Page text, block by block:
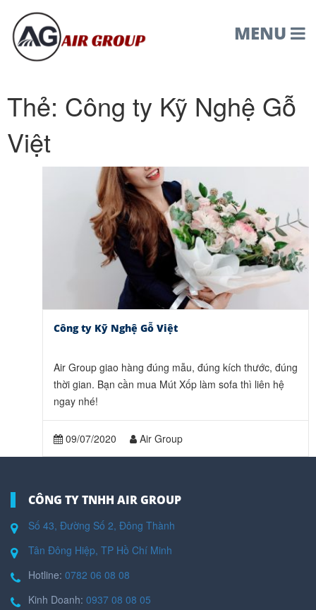
MENU
Thẻ: Công ty Kỹ Nghệ Gỗ
Việt
Công ty Kỹ Nghệ Gỗ Việt
Air Group giao hàng đúng mẫu, đúng kích thước, đúng
thời gian. Bạn cần mua Mút Xốp làm sofa thì liên hệ
ngay nhé!
09/07/2020 Air Group
CÔNG TY TNHH AIR GROUP
Số 43, Đường Số 2, Đông Thành
Tân Đông Hiệp, TP Hồ Chí Minh
Hotline: 0782 06 08 08
Kinh Doanh: 0937 08 08 05